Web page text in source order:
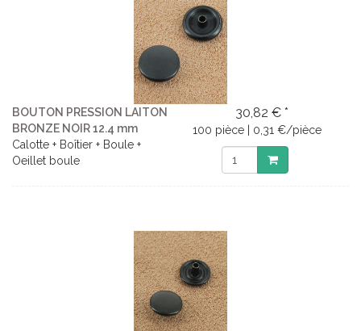
BOUTON PRESSION LAITON
BRONZE NOIR 12.4 mm
Calotte + Boîtier + Boule +
Oeillet boule
30,82 € *
100 pièce | 0,31 €/pièce